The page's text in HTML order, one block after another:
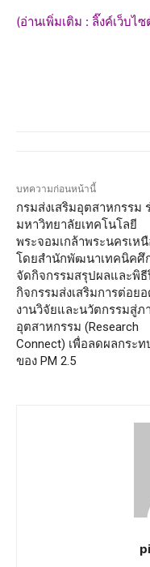
(อ่านเพิ่มเติม : ลิ๊งค์เว็บ
บทความก่อนหน้านี้
กรมส่งเสริมอุตสาหกรรม
มหาวิทยาลัยเทคโนโลยี
พระจอมเกล้าพระนครเห
โดยสำนักพัฒนาเทคนิคศึ
จัดกิจกรรมสรุปผลและพิ
กิจกรรมส่งเสริมการต่อย
งานวิจัยและนวัตกรรมสู่ภ
อุตสาหกรรม (Research
Connect) เพื่อลดผลกระท
ของ PM 2.5